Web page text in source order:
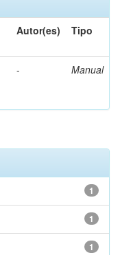
Autor(es) Tipo
- Manual
1
1
1